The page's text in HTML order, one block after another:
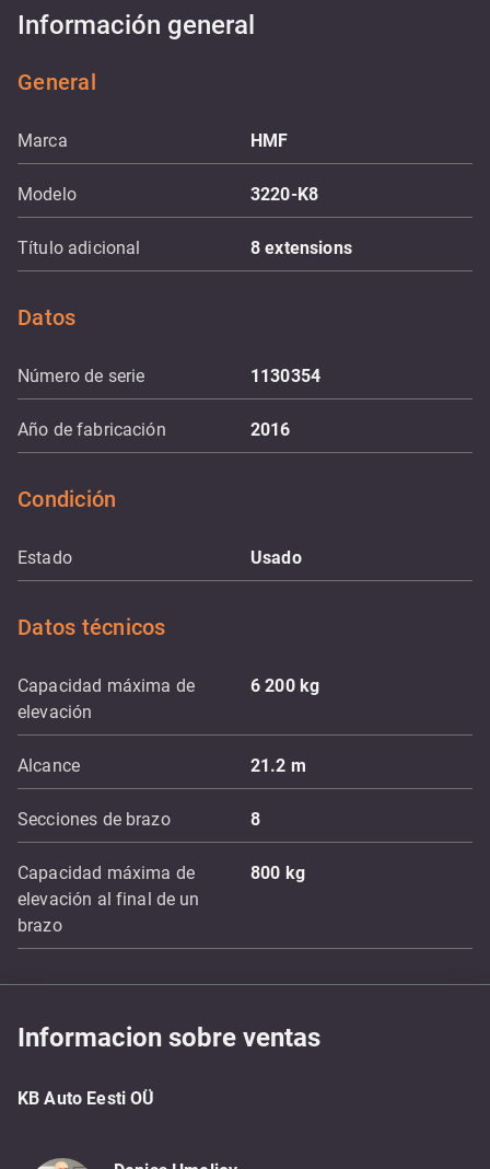
Información general
General
Marca HMF
Modelo 3220-K8
Título adicional 8 extensions
Datos
Número de serie 1130354
Año de fabricación 2016
Condición
Estado Usado
Datos técnicos
Capacidad máxima de
elevación
6 200 kg
Alcance 21.2 m
Secciones de brazo 8
Capacidad máxima de
elevación al final de un
brazo
800 kg
Informacion sobre ventas
KB Auto Eesti OÜ